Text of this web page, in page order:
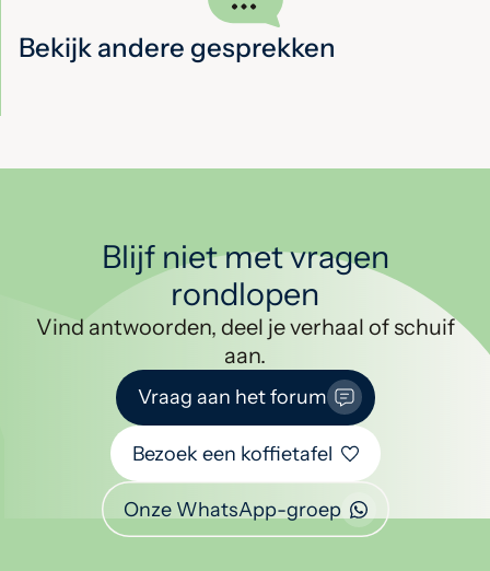
Bekijk andere gesprekken
Blijf niet met vragen
rondlopen
Vind antwoorden, deel je verhaal of schuif
aan.
Vraag aan het forum
Bezoek een koffietafel
Onze WhatsApp-groep